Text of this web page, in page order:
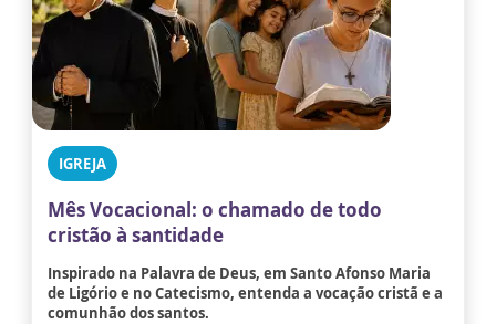
IGREJA
Mês Vocacional: o chamado de todo
cristão à santidade
Inspirado na Palavra de Deus, em Santo Afonso Maria
de Ligório e no Catecismo, entenda a vocação cristã e a
comunhão dos santos.